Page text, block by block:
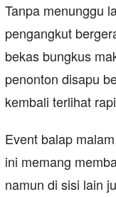
Tanpa menunggu
pengangkut
bekas bungkus
penonton disapu
kembali terlihat
Event balap
ini memang
namun di sisi lain